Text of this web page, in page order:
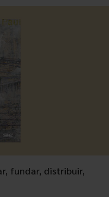
fundar, distribuir,